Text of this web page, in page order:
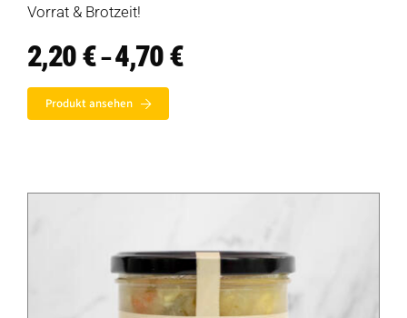
Vorrat & Brotzeit!
2,20€ –4,70€Preisspanne:
2,20 €
Produkt ansehen